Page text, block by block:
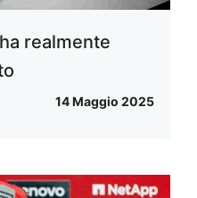
realmente
14 Maggio 2025